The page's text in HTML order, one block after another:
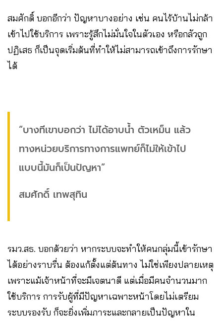
สมศักดิ์ บอกอีกว่า ปัญหาบางอย่าง เช่น คนไร้บ้านไม่กล้า
เข้าไปใช้บริการ เพราะรู้สึกไม่มั่นใจในตัวเอง หรือกลัวถูก
ปฏิเสธ ก็เป็นจุดเริ่มต้นที่ทำให้ไม่สามารถเข้าถึงการรักษา
ได้
“บางทีเขาบอกว่า ไม่ได้อาบน้ำ ตัวเหม็น แล้ว
ทางหน่วยบริการทางการแพทย์ก็ไม่ให้เข้าไป
แบบนี้มันก็เป็นปัญหา”
สมศักดิ์ เทพสุทิน
รมว.สธ. บอกด้วยว่า หากระบบจะทำให้คนกลุ่มนี้เข้ารักษา
ได้อย่างราบรื่น ต้องแก้ตั้งแต่ต้นทาง ไม่ใช่เพียงปลายเหตุ
เพราะแม้เจ้าหน้าที่จะมีเจตนาดี แต่เมื่อมีคนจำนวนมาก
ใช้บริการ การรับผู้ที่มีปัญหาเฉพาะหน้าโดยไม่เตรียม
ระบบรองรับ ก็จะยิ่งเพิ่มภาระและกลายเป็นปัญหาใน